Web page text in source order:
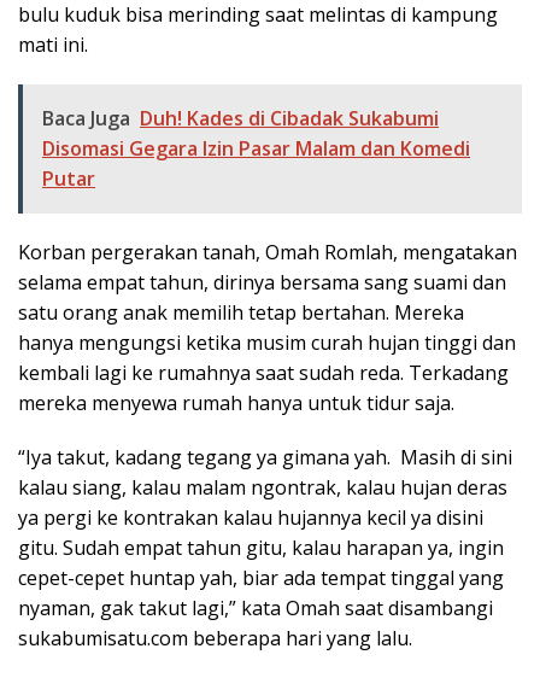
bulu kuduk bisa merinding saat melintas di kampung
mati ini.
Baca Juga Duh! Kades di Cibadak Sukabumi
Disomasi Gegara Izin Pasar Malam dan Komedi
Putar
Korban pergerakan tanah, Omah Romlah, mengatakan
selama empat tahun, dirinya bersama sang suami dan
satu orang anak memilih tetap bertahan. Mereka
hanya mengungsi ketika musim curah hujan tinggi dan
kembali lagi ke rumahnya saat sudah reda. Terkadang
mereka menyewa rumah hanya untuk tidur saja.
“Iya takut, kadang tegang ya gimana yah. Masih di sini
kalau siang, kalau malam ngontrak, kalau hujan deras
ya pergi ke kontrakan kalau hujannya kecil ya disini
gitu. Sudah empat tahun gitu, kalau harapan ya, ingin
cepet-cepet huntap yah, biar ada tempat tinggal yang
nyaman, gak takut lagi,” kata Omah saat disambangi
sukabumisatu.com beberapa hari yang lalu.